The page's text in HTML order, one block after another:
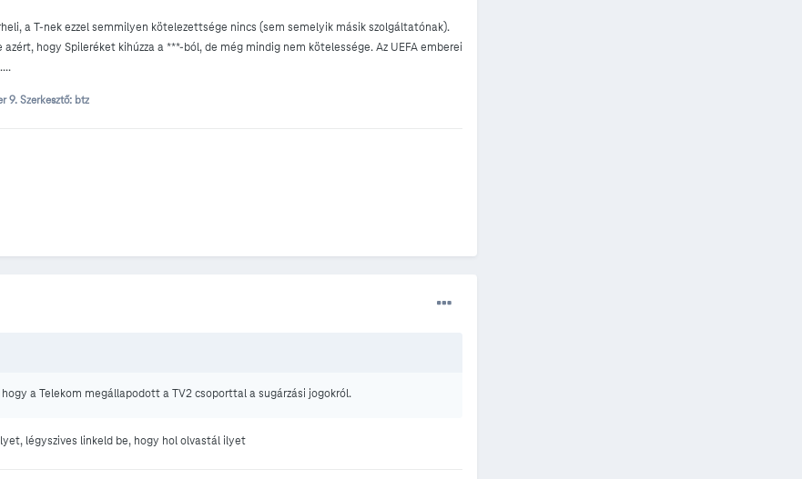
a T-nek ezzel semmilyen kötelezettsége nincs (sem semelyik másik szolgáltatónak).
hogy Spileréket kihúzza a ***-ból, de még mindig nem kötelessége. Az UEFA emberei
9. Szerkesztő: btz
a Telekom megállapodott a TV2 csoporttal a sugárzási jogokról.
légyszives linkeld be, hogy hol olvastál ilyet